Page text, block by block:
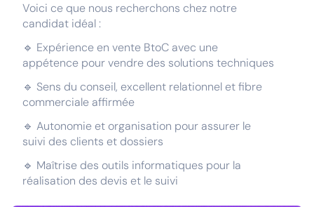
Voici ce que nous recherchons chez notre
candidat idéal :
🔹 Expérience en vente BtoC avec une
appétence pour vendre des solutions techniques
🔹 Sens du conseil, excellent relationnel et fibre
commerciale affirmée
🔹 Autonomie et organisation pour assurer le
suivi des clients et dossiers
🔹 Maîtrise des outils informatiques pour la
réalisation des devis et le suivi